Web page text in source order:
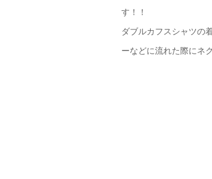
す！！
ダブルカフスシャツの
ーなどに流れた際にネ